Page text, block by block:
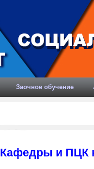
Заочное обучение
Кафедры и ПЦК